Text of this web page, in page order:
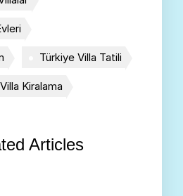
Türkiye Villa Tatili
Kiralama
Articles